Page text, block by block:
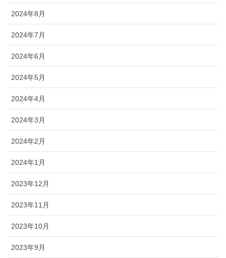
2024年8月
2024年7月
2024年6月
2024年5月
2024年4月
2024年3月
2024年2月
2024年1月
2023年12月
2023年11月
2023年10月
2023年9月